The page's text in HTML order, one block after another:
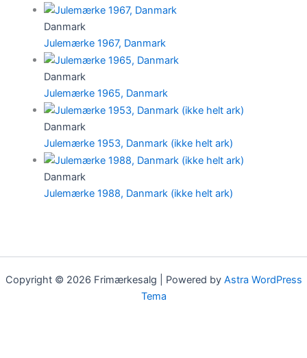
Danmark
Julemærke 1967, Danmark
Danmark
Julemærke 1965, Danmark
Danmark
Julemærke 1953, Danmark (ikke helt ark)
Danmark
Julemærke 1988, Danmark (ikke helt ark)
Copyright © 2026 Frimærkesalg | Powered by Astra WordPress
Tema